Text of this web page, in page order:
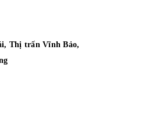
Thị trấn Vĩnh Bảo,